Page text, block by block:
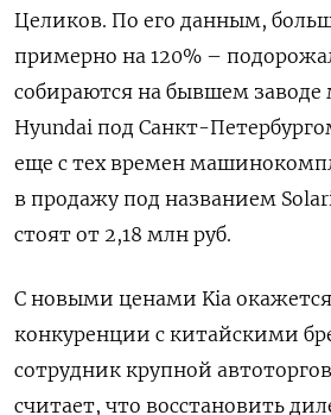
Целиков. По его данным,
примерно на 120% –
собираются на бывшем заводе
Hyundai под Санкт-
еще с тех времен
в продажу под названием
стоят от 2,18 млн руб.
С новыми ценами Kia
конкуренции с китайскими
сотрудник крупной
считает, что восстановить